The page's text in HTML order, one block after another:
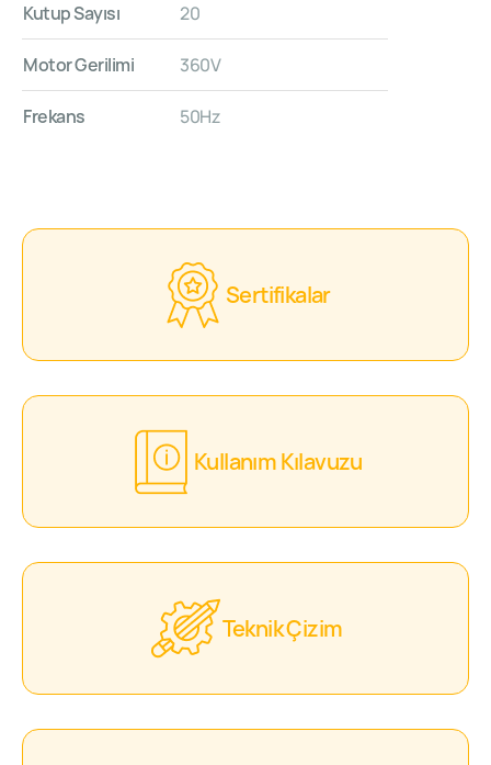
Kutup Sayısı 20
Motor Gerilimi 360V
Frekans 50Hz
Sertifikalar
Kullanım Kılavuzu
Teknik Çizim